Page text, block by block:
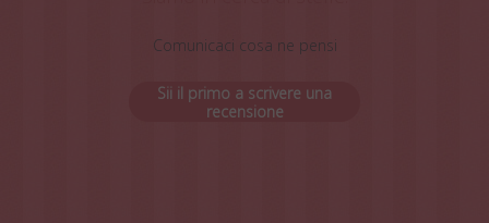
Comunicaci cosa ne pensi
Sii il primo a scrivere una
recensione